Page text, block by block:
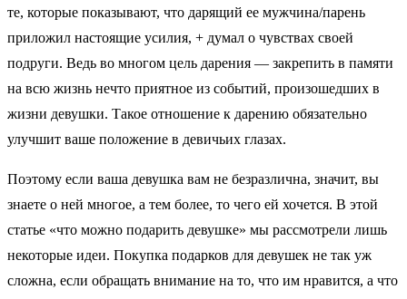
те, которые показывают, что дарящий ее мужчина/парень
приложил настоящие усилия, + думал о чувствах своей
подруги. Ведь во многом цель дарения — закрепить в памяти
на всю жизнь нечто приятное из событий, произошедших в
жизни девушки. Такое отношение к дарению обязательно
улучшит ваше положение в девичьих глазах.
Поэтому если ваша девушка вам не безразлична, значит, вы
знаете о ней многое, а тем более, то чего ей хочется. В этой
статье «что можно подарить девушке» мы рассмотрели лишь
некоторые идеи. Покупка подарков для девушек не так уж
сложна, если обращать внимание на то, что им нравится, а что